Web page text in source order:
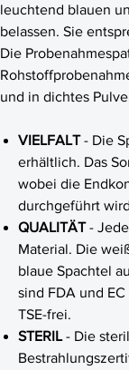
leuchtend blauen
belassen. Sie
Die
und in dichtes
VIELFALT- Die
erhältlich. Das
wobei die
durchgeführt
QUALITÄT-
Material. Die
blaue Spachtel
sind FDA und
TSE-frei.
STERIL- Die